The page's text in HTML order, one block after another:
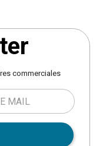
commerciales